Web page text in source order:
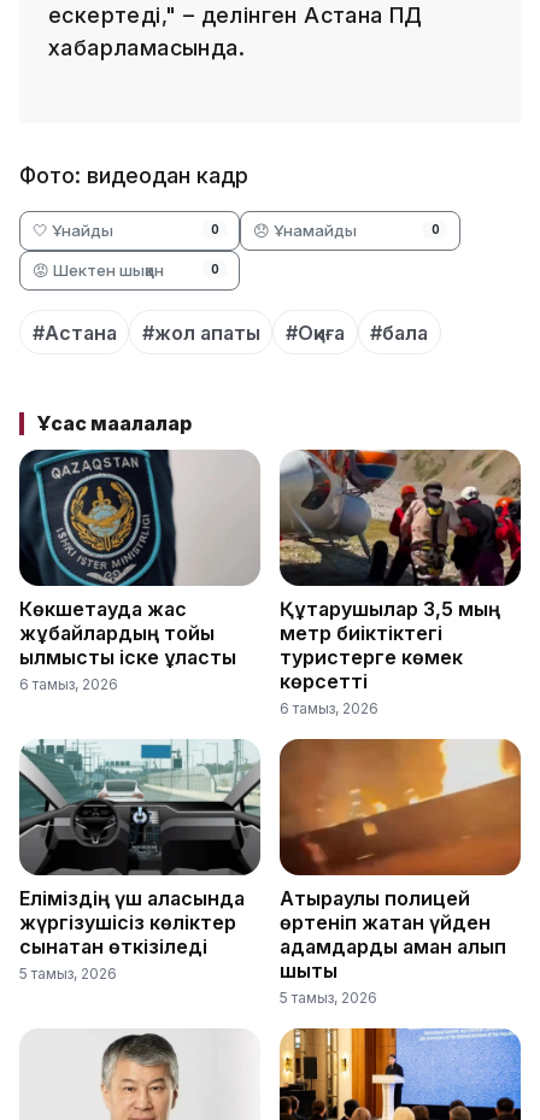
ескертеді," – делінген Астана ПД
хабарламасында.
Фото: видеодан кадр
🤍 Ұнайды 0 😞 Ұнамайды 0
😡 Шектен шыққан 0
#Астана #жол апаты #Оқиға #бала
Ұқсас мақалалар
Көкшетауда жас
жұбайлардың тойы
қылмыстық іске ұласты
6 тамыз, 2026
Құтқарушылар 3,5 мың
метр биіктіктегі
туристерге көмек
көрсетті
6 тамыз, 2026
Еліміздің үш қаласында
жүргізушісіз көліктер
сынақтан өткізіледі
5 тамыз, 2026
Атыраулық полицей
өртеніп жатқан үйден
адамдарды аман алып
шықты
5 тамыз, 2026